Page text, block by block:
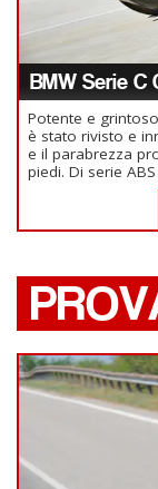
BMW Serie C
Potente e
è stato rivisto e
e il parabrezza
piedi. Di serie